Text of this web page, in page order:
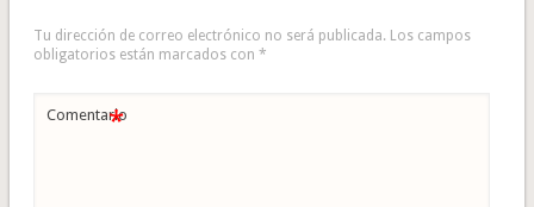
Tu dirección de correo electrónico no será publicada. Los campos
obligatorios están marcados con *
Comentario
*